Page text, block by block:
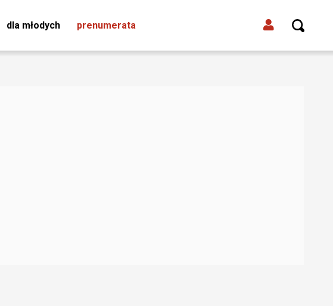
dla młodych prenumerata